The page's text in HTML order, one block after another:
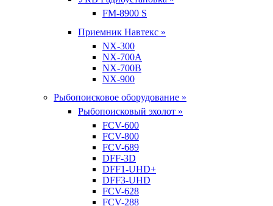
FM-8900 S
Приемник Навтекс »
NX-300
NX-700A
NX-700B
NX-900
Рыбопоисковое оборудование »
Рыбопоисковый эхолот »
FCV-600
FCV-800
FCV-689
DFF-3D
DFF1-UHD+
DFF3-UHD
FCV-628
FCV-288